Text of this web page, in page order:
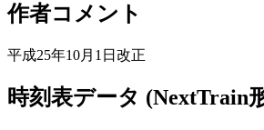
作者コメント
平成25年10月1日改正
時刻表データ (NextTrain